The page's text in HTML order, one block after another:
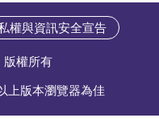
權與資訊安全宣告
版權所有
上版本瀏覽器為佳